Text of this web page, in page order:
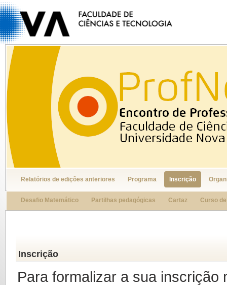
Relatórios de edições anteriores Programa Inscrição
Desafio Matemático Partilhas pedagógicas Cartaz Curso
Inscrição
Para formalizar a sua